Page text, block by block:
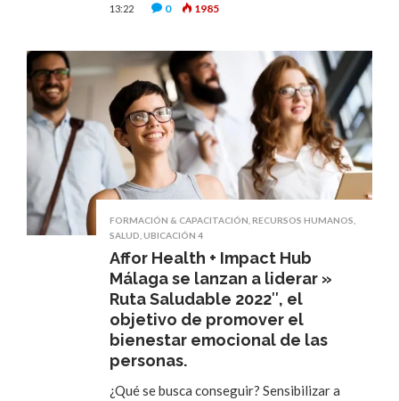
13:22 0 1985
FORMACIÓN & CAPACITACIÓN RECURSOS HUMANOS
SALUD UBICACIÓN 4
Affor Health + Impact Hub
Málaga se lanzan a liderar »
Ruta Saludable 2022″, el
objetivo de promover el
bienestar emocional de las
personas.
¿Qué se busca conseguir? Sensibilizar a